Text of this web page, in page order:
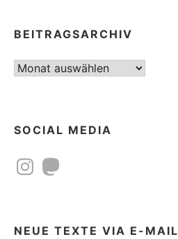
BEITRAGSARCHIV
Beitragsarchiv
SOCIAL MEDIA
InstagramMastodon
NEUE TEXTE VIA E-MAIL